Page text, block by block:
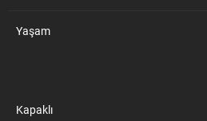
Yaşam
Kapaklı